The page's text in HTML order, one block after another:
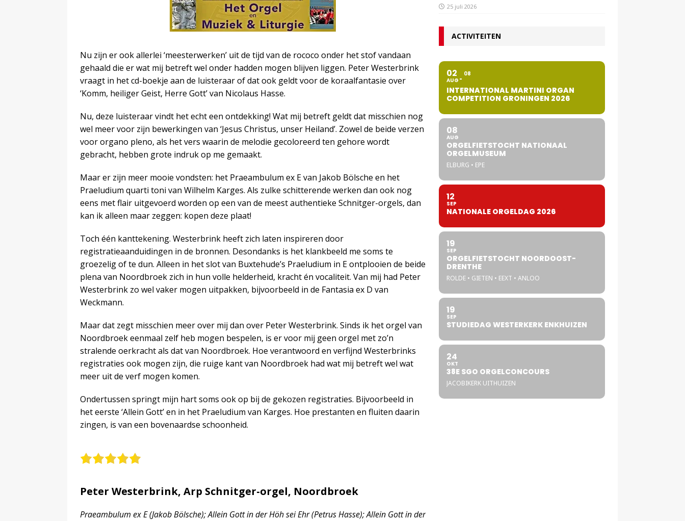
Nu zijn er ook allerlei ‘meesterwerken’ uit de tijd van de rococo onder het stof vandaan
gehaald die er wat mij betreft wel onder hadden mogen blijven liggen. Peter Westerbrink
vraagt in het cd-boekje aan de luisteraar of dat ook geldt voor de koraalfantasie over
‘Komm, heiliger Geist, Herre Gott’ van Nicolaus Hasse.
Nu, deze luisteraar vindt het echt een ontdekking! Wat mij betreft geldt dat misschien nog
wel meer voor zijn bewerkingen van ‘Jesus Christus, unser Heiland’. Zowel de beide verzen
voor organo pleno, als het vers waarin de melodie gecoloreerd ten gehore wordt
gebracht, hebben grote indruk op me gemaakt.
Maar er zijn meer mooie vondsten: het Praeambulum ex E van Jakob Bölsche en het
Praeludium quarti toni van Wilhelm Karges. Als zulke schitterende werken dan ook nog
eens met flair uitgevoerd worden op een van de meest authentieke Schnitger-orgels, dan
kan ik alleen maar zeggen: kopen deze plaat!
Toch één kanttekening. Westerbrink heeft zich laten inspireren door
registratieaanduidingen in de bronnen. Desondanks is het klankbeeld me soms te
groezelig of te dun. Alleen in het slot van Buxtehude’s Praeludium in E ontplooien de beide
plena van Noordbroek zich in hun volle helderheid, kracht én vocaliteit. Van mij had Peter
Westerbrink zo wel vaker mogen uitpakken, bijvoorbeeld in de Fantasia ex D van
Weckmann.
Maar dat zegt misschien meer over mij dan over Peter Westerbrink. Sinds ik het orgel van
Noordbroek eenmaal zelf heb mogen bespelen, is er voor mij geen orgel met zo’n
stralende oerkracht als dat van Noordbroek. Hoe verantwoord en verfijnd Westerbrinks
registraties ook mogen zijn, die ruige kant van Noordbroek had wat mij betreft wel wat
meer uit de verf mogen komen.
Ondertussen springt mijn hart soms ook op bij de gekozen registraties. Bijvoorbeeld in
het eerste ‘Allein Gott’ en in het Praeludium van Karges. Hoe prestanten en fluiten daarin
zingen, is van een bovenaardse schoonheid.
Peter Westerbrink, Arp Schnitger-orgel, Noordbroek
Praeambulum ex E (Jakob Bölsche); Allein Gott in der Höh sei Ehr (Petrus Hasse); Allein Gott in der
25 juli 2026
ACTIVITEITEN
02
AUG
08
INTERNATIONAL MARTINI ORGAN
COMPETITION GRONINGEN 2026
08
AUG
ORGELFIETSTOCHT NATIONAAL
ORGELMUSEUM
ELBURG • EPE
12
SEP
NATIONALE ORGELDAG 2026
19
SEP
ORGELFIETSTOCHT NOORDOOST-
DRENTHE
ROLDE • GIETEN • EEXT • ANLOO
19
SEP
STUDIEDAG WESTERKERK ENKHUIZEN
24
OKT
38E SGO ORGELCONCOURS
JACOBIKERK UITHUIZEN